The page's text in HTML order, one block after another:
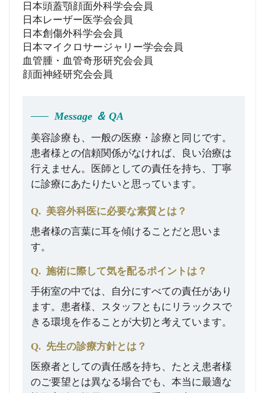
日本頭蓋顎顔面外科学会会員
日本レーザー医学会会員
日本創傷外科学会会員
日本マイクロサージャリー学会会員
血管腫・血管奇形研究会会員
顔面神経研究会会員
Message ＆ QA
美容診療も、一般の医療・診療と同じです。
患者様との信頼関係がなければ、良い治療は
行えません。医師としての責任を持ち、丁寧
に診療にあたりたいと思っています。
Q. 美容外科医に必要な素質とは？
患者様の言葉に耳を傾けることだと思いま
す。
Q. 施術に際して気を配るポイントは？
手術室の中では、自分にすべての責任があり
ます。患者様、スタッフともにリラックスで
きる環境を作ることが大切と考えています。
Q. 先生の診療方針とは？
医療者としての責任感を持ち、たとえ患者様
のご要望とは異なる場合でも、本当に最適な